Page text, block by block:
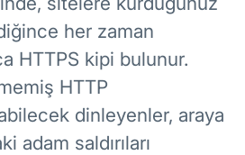
her zaman
HTTPS kipi bulunur.
HTTP
dinleyenler, araya
adam saldırıları